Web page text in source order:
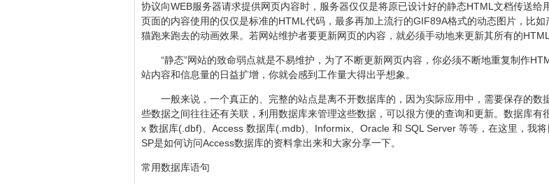
协议向WEB服务器请求提供网页内容时，服务器仅仅是将原已设计好的静态HTML文档传送给
页面的内容使用的仅仅是标准的HTML代码，最多再加上流行的GIF89A格式的动态图片，比如
猫跑来跑去的动画效果。若网站维护者要更新网页的内容，就必须手动地来更新其所有的HTML
“静态”网站的致命弱点就是不易维护，为了不断更新网页内容，你必须不断地重复制作
站内容和信息量的日益扩增，你就会感到工作量大得出乎想象。
一般来说，一个真正的、完整的站点是离不开数据库的，因为实际应用中，需要保存的数
些数据之间往往还有关联，利用数据库来管理这些数据，可以很方便的查询和更新。数据库有
x 数据库(.dbf)、Access 数据库(.mdb)、Informix、Oracle 和 SQL Server 等等，在这里，我
SP是如何访问Access数据库的资料拿出来和大家分享一下。
常用数据库语句